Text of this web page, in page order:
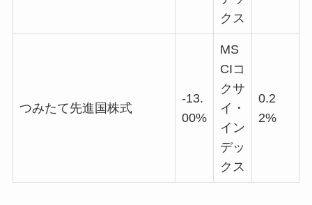
クス
つみたて先進国株式
-13.
00%
MS
CIコ
クサ
イ・
イン
デッ
クス
0.2
2%